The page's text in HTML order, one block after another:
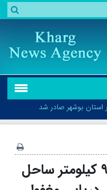
بوشهر صادر شد
بوشهر صادر شد
ظرفیت بی‌نظیر ۹۰۰ کیلومتر ساحل